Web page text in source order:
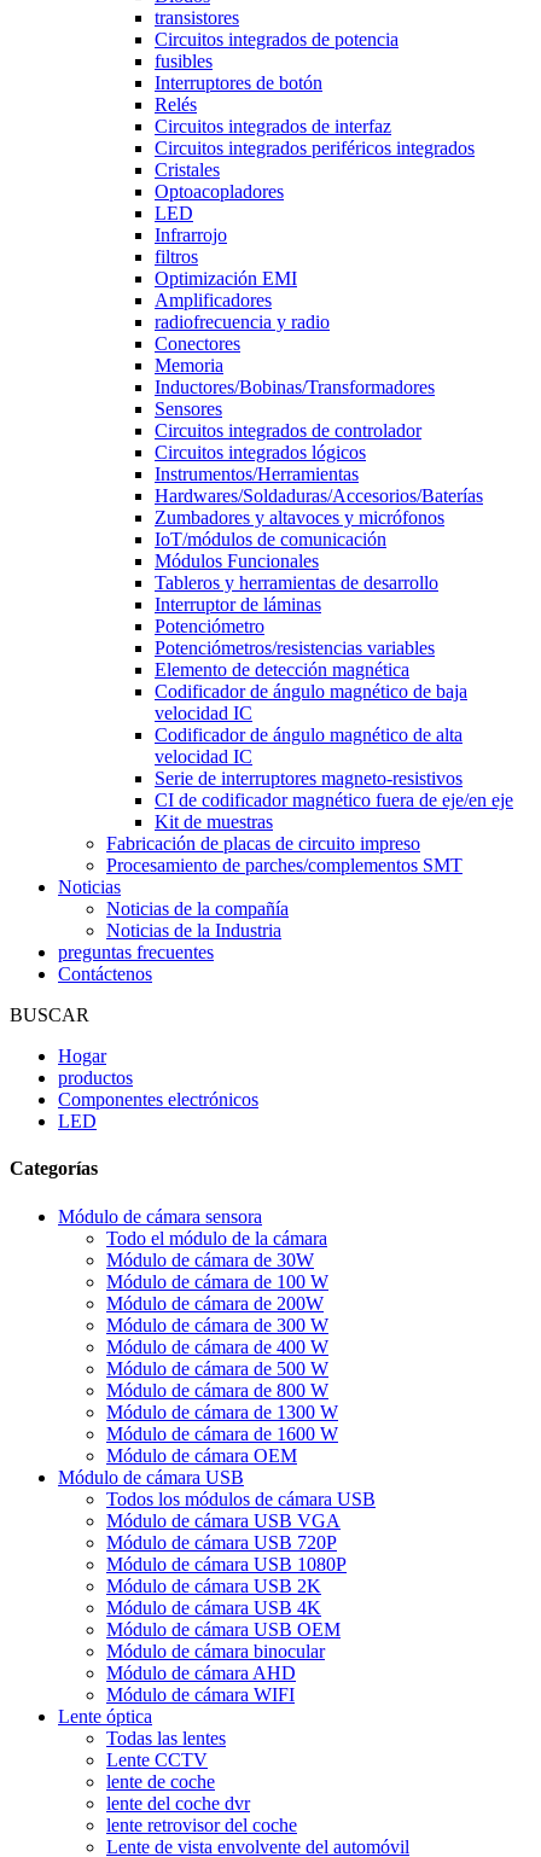
transistores
Circuitos integrados de potencia
fusibles
Interruptores de botón
Relés
Circuitos integrados de interfaz
Circuitos integrados periféricos integrados
Cristales
Optoacopladores
LED
Infrarrojo
filtros
Optimización EMI
Amplificadores
radiofrecuencia y radio
Conectores
Memoria
Inductores/Bobinas/Transformadores
Sensores
Circuitos integrados de controlador
Circuitos integrados lógicos
Instrumentos/Herramientas
Hardwares/Soldaduras/Accesorios/Baterías
Zumbadores y altavoces y micrófonos
IoT/módulos de comunicación
Módulos Funcionales
Tableros y herramientas de desarrollo
Interruptor de láminas
Potenciómetro
Potenciómetros/resistencias variables
Elemento de detección magnética
Codificador de ángulo magnético de baja
velocidad IC
Codificador de ángulo magnético de alta
velocidad IC
Serie de interruptores magneto-resistivos
CI de codificador magnético fuera de eje/en eje
Kit de muestras
Fabricación de placas de circuito impreso
Procesamiento de parches/complementos SMT
Noticias
Noticias de la compañía
Noticias de la Industria
preguntas frecuentes
Contáctenos
BUSCAR
Hogar
productos
Componentes electrónicos
LED
Categorías
Módulo de cámara sensora
Todo el módulo de la cámara
Módulo de cámara de 30W
Módulo de cámara de 100 W
Módulo de cámara de 200W
Módulo de cámara de 300 W
Módulo de cámara de 400 W
Módulo de cámara de 500 W
Módulo de cámara de 800 W
Módulo de cámara de 1300 W
Módulo de cámara de 1600 W
Módulo de cámara OEM
Módulo de cámara USB
Todos los módulos de cámara USB
Módulo de cámara USB VGA
Módulo de cámara USB 720P
Módulo de cámara USB 1080P
Módulo de cámara USB 2K
Módulo de cámara USB 4K
Módulo de cámara USB OEM
Módulo de cámara binocular
Módulo de cámara AHD
Módulo de cámara WIFI
Lente óptica
Todas las lentes
Lente CCTV
lente de coche
lente del coche dvr
lente retrovisor del coche
Lente de vista envolvente del automóvil